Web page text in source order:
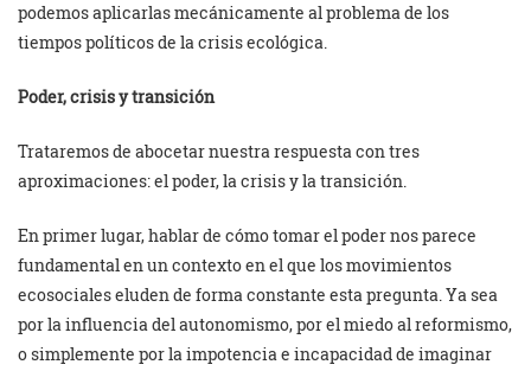
podemos aplicarlas mecánicamente al problema de los
tiempos políticos de la crisis ecológica.
Poder, crisis y transición
Trataremos de abocetar nuestra respuesta con tres
aproximaciones: el poder, la crisis y la transición.
En primer lugar, hablar de cómo tomar el poder nos parece
fundamental en un contexto en el que los movimientos
ecosociales eluden de forma constante esta pregunta. Ya sea
por la influencia del autonomismo, por el miedo al reformismo,
o simplemente por la impotencia e incapacidad de imaginar